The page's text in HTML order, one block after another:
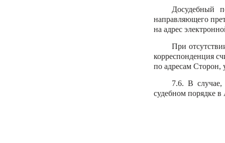
Досудебный
направляющего
на адрес
При
корреспонденция
по адресам Сторон,
7.6. В
судебном порядке